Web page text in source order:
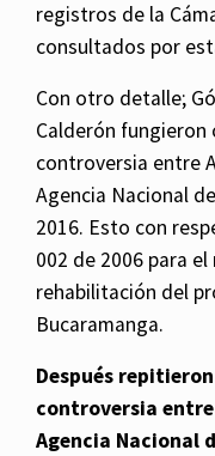
registros de la
consultados por
Con otro detalle;
Calderón
controversia entre
Agencia Nacional
2016. Esto con
002 de 2006 para
rehabilitación del
Bucaramanga.
Después
controversia entre
Agencia Nacional